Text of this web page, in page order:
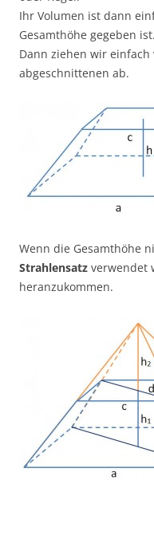
Ihr Volumen ist dann
Gesamthöhe gegeben ist.
Dann ziehen wir
abgeschnittenen ab.
Wenn die Gesamthöhe
Strahlensatz verwendet
heranzukommen.